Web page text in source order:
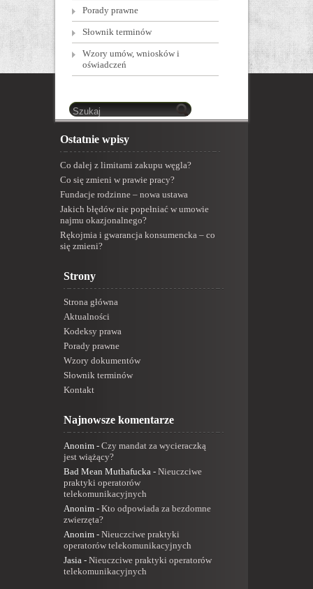
Porady prawne
Słownik terminów
Wzory umów, wniosków i
oświadczeń
Ostatnie wpisy
Co dalej z limitami zakupu węgla?
Co się zmieni w prawie pracy?
Fundacje rodzinne – nowa ustawa
Jakich błędów nie popełniać w umowie
najmu okazjonalnego?
Rękojmia i gwarancja konsumencka – co
się zmieni?
Strony
Strona główna
Aktualności
Kodeksy prawa
Porady prawne
Wzory dokumentów
Słownik terminów
Kontakt
Najnowsze komentarze
Anonim - Czy mandat za wycieraczką
jest wiążący?
Bad Mean Muthafucka - Nieuczciwe
praktyki operatorów
telekomunikacyjnych
Anonim - Kto odpowiada za bezdomne
zwierzęta?
Anonim - Nieuczciwe praktyki
operatorów telekomunikacyjnych
Jasia - Nieuczciwe praktyki operatorów
telekomunikacyjnych